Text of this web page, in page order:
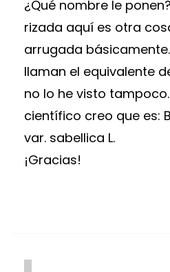
¿Qué nombre le
rizada aquí es otra
arrugada
llaman el equivalente
no lo he visto
científico creo que es:
var. sabellica L.
¡Gracias!